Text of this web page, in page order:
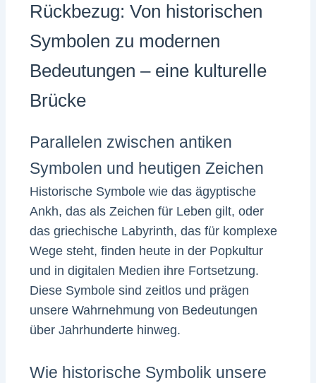
Rückbezug: Von historischen
Symbolen zu modernen
Bedeutungen – eine kulturelle
Brücke
Parallelen zwischen antiken
Symbolen und heutigen Zeichen
Historische Symbole wie das ägyptische
Ankh, das als Zeichen für Leben gilt, oder
das griechische Labyrinth, das für komplexe
Wege steht, finden heute in der Popkultur
und in digitalen Medien ihre Fortsetzung.
Diese Symbole sind zeitlos und prägen
unsere Wahrnehmung von Bedeutungen
über Jahrhunderte hinweg.
Wie historische Symbolik unsere